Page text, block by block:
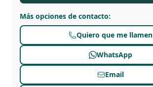
Más opciones de contacto:
Quiero que me llamen
WhatsApp
Email